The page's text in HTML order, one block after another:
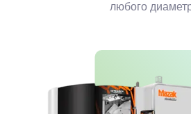
любого